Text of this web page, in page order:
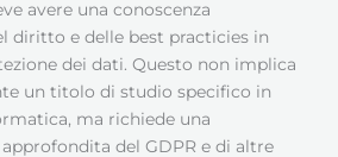
avere una conoscenza
diritto e delle best practicies in
dei dati. Questo non implica
un titolo di studio specifico in
ma richiede una
del GDPR e di altre